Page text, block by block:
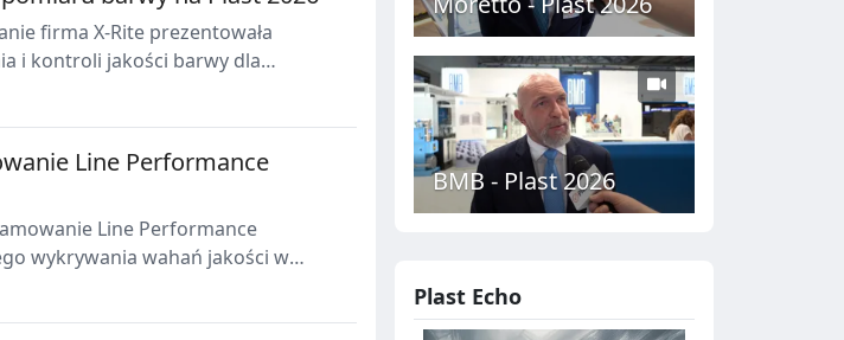
firma X-Rite prezentowała
i kontroli jakości barwy dla
obejmowała także narzędzia do
Line Performance
Line Performance
wykrywania wahań jakości w
wartości pomiarowe z
BMB - Plast 2026
Plast Echo